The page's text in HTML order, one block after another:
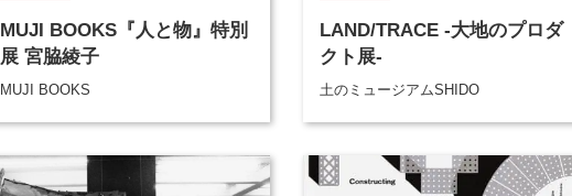
MUJI BOOKS『人と物』特別
展 宮脇綾子
MUJI BOOKS
LAND/TRACE -大地のプロダ
クト展-
土のミュージアムSHIDO